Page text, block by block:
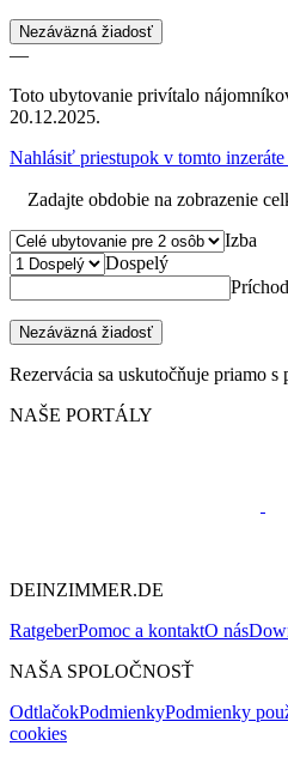
Nezáväzná žiadosť
—
Toto ubytovanie privítalo
20.12.2025.
Nahlásiť priestupok v tomto inzeráte
Zadajte obdobie na zobrazenie
Izba
Dospelý
Nezáväzná žiadosť
Rezervácia sa uskutočňuje priamo s
NAŠE PORTÁLY
DEINZIMMER.DE
RatgeberPomoc a kontaktO nás
NAŠA SPOLOČNOSŤ
OdtlačokPodmienkyPodmienky
cookies